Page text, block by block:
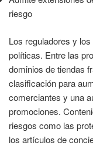
riesgo
Los reguladores y
políticas. Entre las
dominios de tiendas
clasificación para
comerciantes y una
promociones.
riesgos como las
los artículos de